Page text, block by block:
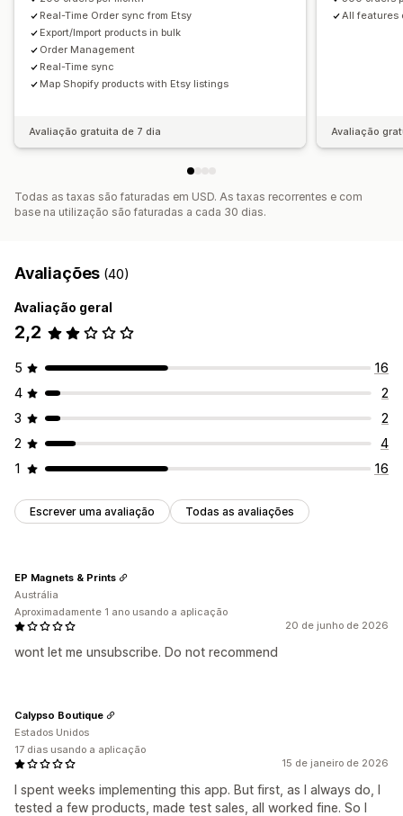
Real-Time Order sync from Etsy
Export/Import products in bulk
Order Management
Real-Time sync
Map Shopify products with Etsy listings
Avaliação gratuita de 7 dia
All features
Avaliação
Todas as taxas são faturadas em USD. As taxas recorrentes e com
base na utilização são faturadas a cada 30 dias.
Avaliações (40)
Avaliação geral
2,2
5
16
4
2
3
2
2
4
1
16
Escrever uma avaliação Todas as avaliações
20 de junho de 2026
wont let me unsubscribe. Do not recommend
EP Magnets & Prints
Austrália
Aproximadamente 1 ano usando a aplicação
15 de janeiro de 2026
I spent weeks implementing this app. But first, as I always do, I
tested a few products, made test sales, all worked fine. So I
Calypso Boutique
Estados Unidos
17 dias usando a aplicação